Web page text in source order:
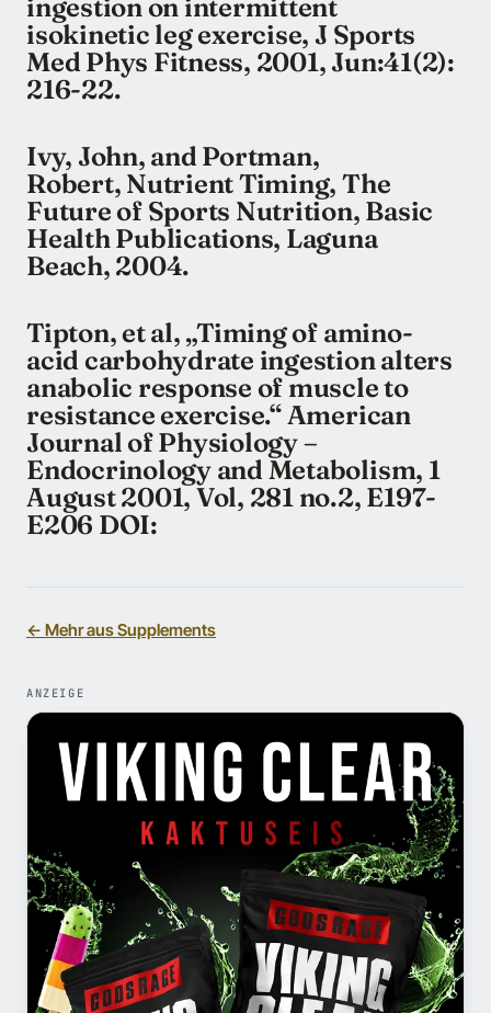
ingestion on intermittent
isokinetic leg exercise, J Sports
Med Phys Fitness, 2001, Jun:41(2):
216-22.
Ivy, John, and Portman,
Robert, Nutrient Timing, The
Future of Sports Nutrition, Basic
Health Publications, Laguna
Beach, 2004.
Tipton, et al, „Timing of amino-
acid carbohydrate ingestion alters
anabolic response of muscle to
resistance exercise.“ American
Journal of Physiology –
Endocrinology and Metabolism, 1
August 2001, Vol, 281 no.2, E197-
E206 DOI:
← Mehr aus Supplements
ANZEIGE